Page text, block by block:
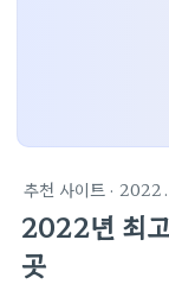
추천 사이트 ·
2022년 최
곳